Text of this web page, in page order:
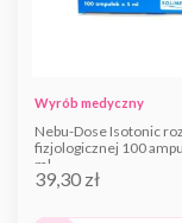
Wyrób medyczny
Nebu-Dose Isotonic
fizjologicznej 100
ml
39,30 zł